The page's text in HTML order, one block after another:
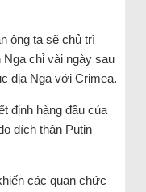
ông ta sẽ chủ trì
Nga chỉ vài ngày sau
địa Nga với Crimea.
định hàng đầu của
đích thân Putin
các quan chức